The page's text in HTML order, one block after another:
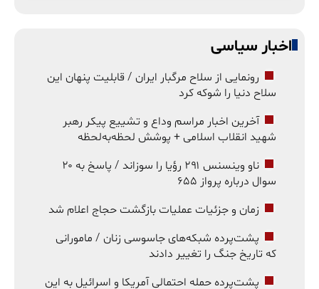
اخبار سیاسی
رونمایی از سلاح مرگبار ایران / قابلیت پنهان این
سلاح دنیا را شوکه کرد
آخرین اخبار مراسم وداع و تشییع پیکر رهبر
شهید انقلاب اسلامی + پوشش لحظه‌به‌لحظه
ناو وینسنس ۲۹۱ رؤیا را سوزاند / پاسخ به ۲۰
سوال درباره پرواز ۶۵۵
زمان و جزئیات عملیات بازگشت حجاج اعلام شد
پشت‌پرده شبکه‌های جاسوسی زنان / مامورانی
که تاریخ جنگ را تغییر دادند
پشت‌پرده حمله احتمالی آمریکا و اسرائیل به این